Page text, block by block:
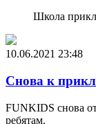
Школа
10.06.2021 23:48
Снова к
FUNKIDS снова
ребятам.